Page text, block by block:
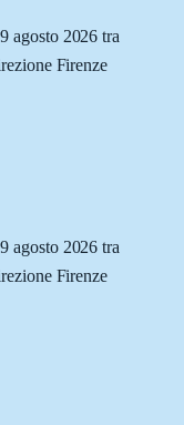
agosto 2026 tra
Firenze
agosto 2026 tra
Firenze